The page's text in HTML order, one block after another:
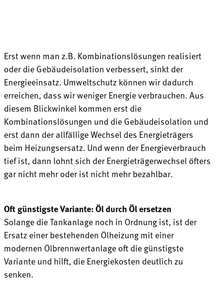
Erst wenn man z.B. Kombinationslösungen realisiert
oder die Gebäudeisolation verbessert, sinkt der
Energieeinsatz. Umweltschutz können wir dadurch
erreichen, dass wir weniger Energie verbrauchen. Aus
diesem Blickwinkel kommen erst die
Kombinationslösungen und die Gebäudeisolation und
erst dann der allfällige Wechsel des Energieträgers
beim Heizungsersatz. Und wenn der Energieverbrauch
tief ist, dann lohnt sich der Energieträgerwechsel öfters
gar nicht mehr oder ist nicht mehr bezahlbar.
Oft günstigste Variante: Öl durch Öl ersetzen
Solange die Tankanlage noch in Ordnung ist, ist der
Ersatz einer bestehenden Ölheizung mit einer
modernen Ölbrennwertanlage oft die günstigste
Variante und hilft, die Energiekosten deutlich zu
senken.